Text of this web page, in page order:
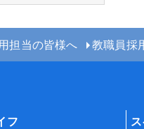
担当の皆様へ 教職員採
フ